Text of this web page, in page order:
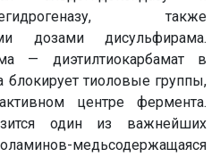
также
дозами дисульфирама.
— диэтилтиокарбамат в
блокирует тиоловые группы,
центре фермента.
один из важнейших
медьсодержащаяся